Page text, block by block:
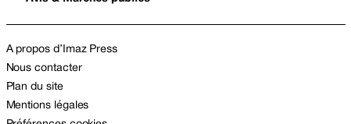
A propos d’Imaz Press
Nous contacter
Plan du site
Mentions légales